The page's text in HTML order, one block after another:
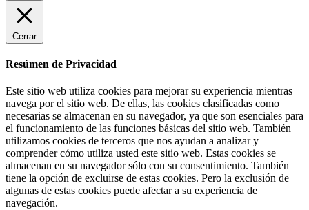
Cerrar
Resúmen de Privacidad
Este sitio web utiliza cookies para mejorar su experiencia mientras
navega por el sitio web. De ellas, las cookies clasificadas como
necesarias se almacenan en su navegador, ya que son esenciales para
el funcionamiento de las funciones básicas del sitio web. También
utilizamos cookies de terceros que nos ayudan a analizar y
comprender cómo utiliza usted este sitio web. Estas cookies se
almacenan en su navegador sólo con su consentimiento. También
tiene la opción de excluirse de estas cookies. Pero la exclusión de
algunas de estas cookies puede afectar a su experiencia de
navegación.